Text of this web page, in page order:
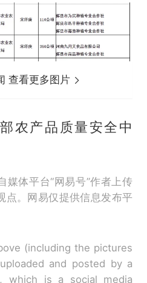
查看更多图片
农产品质量安全中
媒体平台“网易号”作者上传
点。网易仅提供信息发布平
(including the pictures
and posted by a
which is a social media